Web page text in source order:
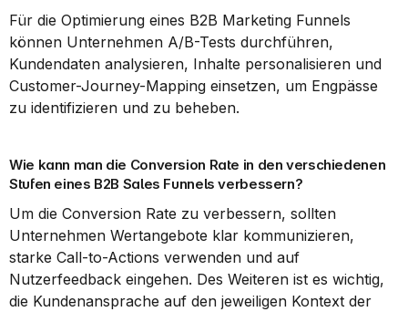
Für die Optimierung eines B2B Marketing Funnels
können Unternehmen A/B-Tests durchführen,
Kundendaten analysieren, Inhalte personalisieren und
Customer-Journey-Mapping einsetzen, um Engpässe
zu identifizieren und zu beheben.
Wie kann man die Conversion Rate in den verschiedenen
Stufen eines B2B Sales Funnels verbessern?
Um die Conversion Rate zu verbessern, sollten
Unternehmen Wertangebote klar kommunizieren,
starke Call-to-Actions verwenden und auf
Nutzerfeedback eingehen. Des Weiteren ist es wichtig,
die Kundenansprache auf den jeweiligen Kontext der